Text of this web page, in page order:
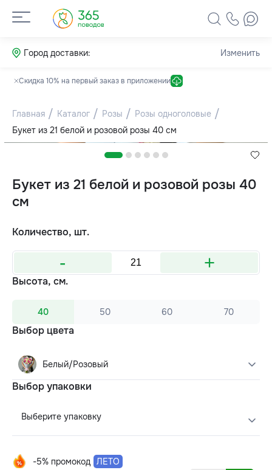
Город доставки: Изменить
Скидка 10% на первый заказ в приложении
Главная Каталог Розы
Розы одноголовые
Букет из 21 белой и розовой розы 40 см
Букет из 21 белой и розовой розы 40
см
Количество, шт.
- +
Высота, см.
40 50 60 70
Выбор цвета
Белый/Розовый
Выбор упаковки
Выберите упаковку
-5% промокод ЛЕТО